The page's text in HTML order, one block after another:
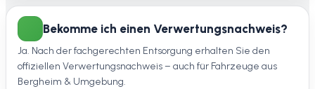
Bekomme ich einen Verwertungsnachweis?
Ja. Nach der fachgerechten Entsorgung erhalten Sie den
offiziellen Verwertungsnachweis – auch für Fahrzeuge aus
Bergheim & Umgebung.